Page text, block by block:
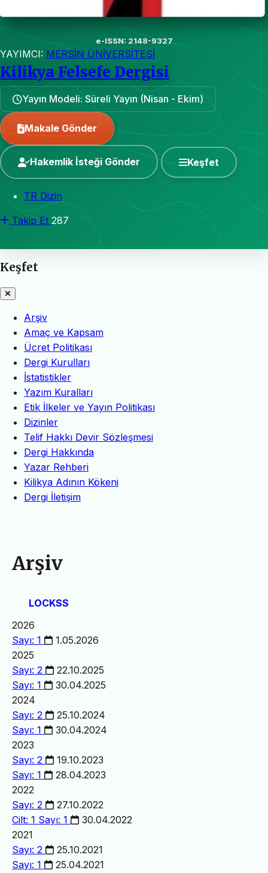
e-ISSN: 2148-9327
YAYIMCI: MERSİN ÜNİVERSİTESİ
Kilikya Felsefe Dergisi
Yayın Modeli: Süreli Yayın (Nisan - Ekim)
Makale Gönder
Hakemlik İsteği Gönder Keşfet
TR Dizin
Takip Et 287
Keşfet
Arşiv
Amaç ve Kapsam
Ücret Politikası
Dergi Kurulları
İstatistikler
Yazım Kuralları
Etik İlkeler ve Yayın Politikası
Dizinler
Telif Hakkı Devir Sözleşmesi
Dergi Hakkında
Yazar Rehberi
Kilikya Adının Kökeni
Dergi İletişim
Arşiv
LOCKSS
2026
Sayı: 1
1.05.2026
2025
Sayı: 2
22.10.2025
Sayı: 1
30.04.2025
2024
Sayı: 2
25.10.2024
Sayı: 1
30.04.2024
2023
Sayı: 2
19.10.2023
Sayı: 1
28.04.2023
2022
Sayı: 2
27.10.2022
Cilt: 1 Sayı: 1
30.04.2022
2021
Sayı: 2
25.10.2021
Sayı: 1
25.04.2021